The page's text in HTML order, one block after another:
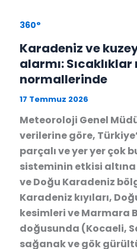
360°
Karadeniz ve
alarmı:
normallerinde
17 Temmuz 2026
Meteoroloji Genel
verilerine göre,
parçalı ve yer yer çok
sisteminin etkisi
ve Doğu Karadeniz
Karadeniz kıyıları,
kesimleri ve Marmara
doğusunda (Kocaeli,
sağanak ve gök